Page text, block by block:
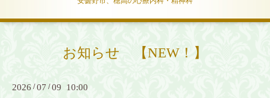
お知らせ 【NEW！】
2026 /07 /09 10:00